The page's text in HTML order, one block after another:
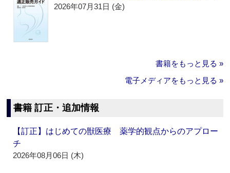
2026年07月31日 (金)
書籍をもっと見る »
電子メディアをもっと見る »
書籍 訂正・追加情報
【訂正】はじめての獣医療 薬学的観点からのアプロー
チ
2026年08月06日 (木)